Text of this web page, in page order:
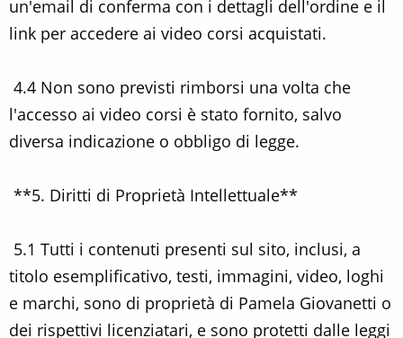
un'email di conferma con i dettagli dell'ordine e il
link per accedere ai video corsi acquistati.
4.4 Non sono previsti rimborsi una volta che
l'accesso ai video corsi è stato fornito, salvo
diversa indicazione o obbligo di legge.
**5. Diritti di Proprietà Intellettuale**
5.1 Tutti i contenuti presenti sul sito, inclusi, a
titolo esemplificativo, testi, immagini, video, loghi
e marchi, sono di proprietà di Pamela Giovanetti o
dei rispettivi licenziatari, e sono protetti dalle leggi